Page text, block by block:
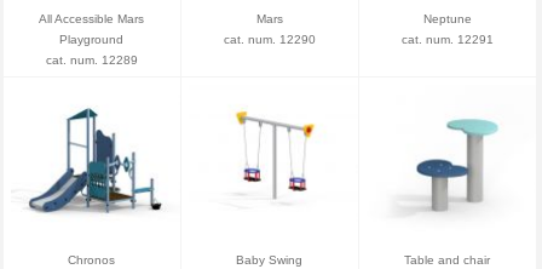
All Accessible Mars
Playground
cat. num. 12289
Mars
cat. num. 12290
Neptune
cat. num. 12291
Chronos
Baby Swing
Table and chair